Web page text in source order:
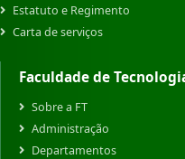
Estatuto e Regimento
Carta de serviços
Faculdade de
Sobre a FT
Administração
Departamentos